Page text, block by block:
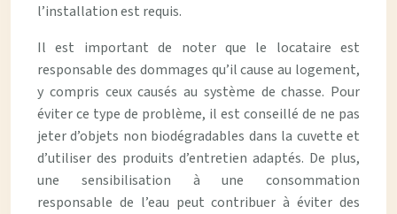
l’installation est requis.
Il est important de noter que le locataire est
responsable des dommages qu’il cause au logement,
y compris ceux causés au système de chasse. Pour
éviter ce type de problème, il est conseillé de ne pas
jeter d’objets non biodégradables dans la cuvette et
d’utiliser des produits d’entretien adaptés. De plus,
une sensibilisation à une consommation
responsable de l’eau peut contribuer à éviter des